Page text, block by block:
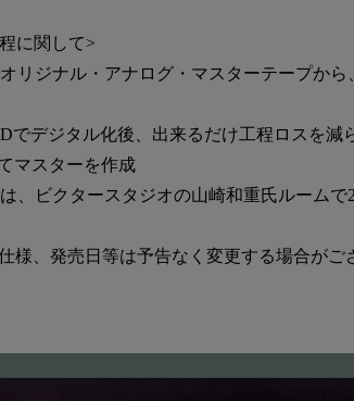
に関して>
リジナル・アナログ・マスターテープか
でデジタル化後、出来るだけ工程ロスを減
マスターを作成
、ビクタースタジオの山崎和重氏ルームで
様、発売日等は予告なく変更する場合がご